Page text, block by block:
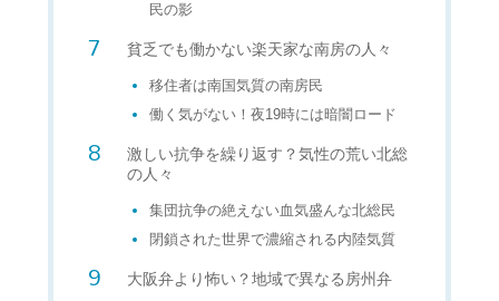
民の影
貧乏でも働かない楽天家な南房の人々
移住者は南国気質の南房民
働く気がない！夜19時には暗闇ロード
激しい抗争を繰り返す？気性の荒い北総
の人々
集団抗争の絶えない血気盛んな北総民
閉鎖された世界で濃縮される内陸気質
大阪弁より怖い？地域で異なる房州弁